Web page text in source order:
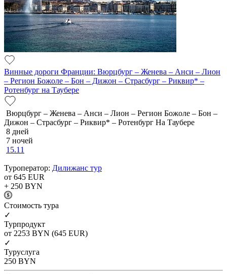
Винные дороги Франции: Вюрцбург – Женева – Анси – Лион
– Регион Божоле – Бон – Дижон – Страсбург – Риквир* –
Ротенбург на Таубере
Вюрцбург – Женева – Анси – Лион – Регион Божоле – Бон –
Дижон – Страсбург – Риквир* – Ротенбург На Таубере
8 дней
7 ночей
15.11
Туроператор: Дилижанс тур
от 645 EUR
+ 250 BYN
Cтоимость тура
✓
Турпродукт
от 2253 BYN (645 EUR)
✓
Туруслуга
250 BYN